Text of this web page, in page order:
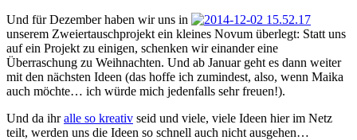
Und für Dezember haben wir uns in
unserem Zweiertauschprojekt ein kleines Novum überlegt: Statt uns
auf ein Projekt zu einigen, schenken wir einander eine
Überraschung zu Weihnachten. Und ab Januar geht es dann weiter
mit den nächsten Ideen (das hoffe ich zumindest, also, wenn Maika
auch möchte… ich würde mich jedenfalls sehr freuen!).
Und da ihralle so kreativ seid und viele, viele Ideen hier im Netz
teilt, werden uns die Ideen so schnell auch nicht ausgehen…